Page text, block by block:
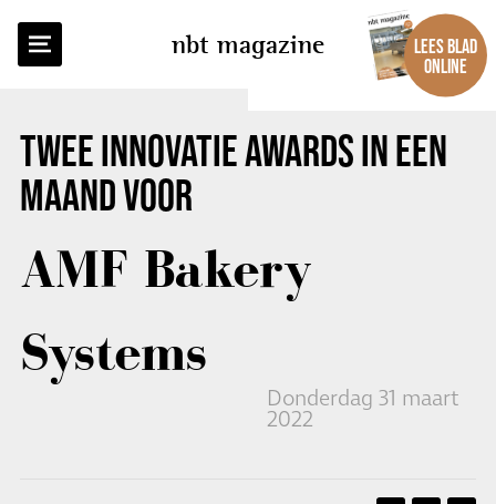
nbt magazine
LEES BLAD
ONLINE
TWEE INNOVATIE AWARDS IN EEN
MAAND VOOR
AMF Bakery
Systems
Donderdag 31 maart
2022
TERUG NAAR OVERZICHT